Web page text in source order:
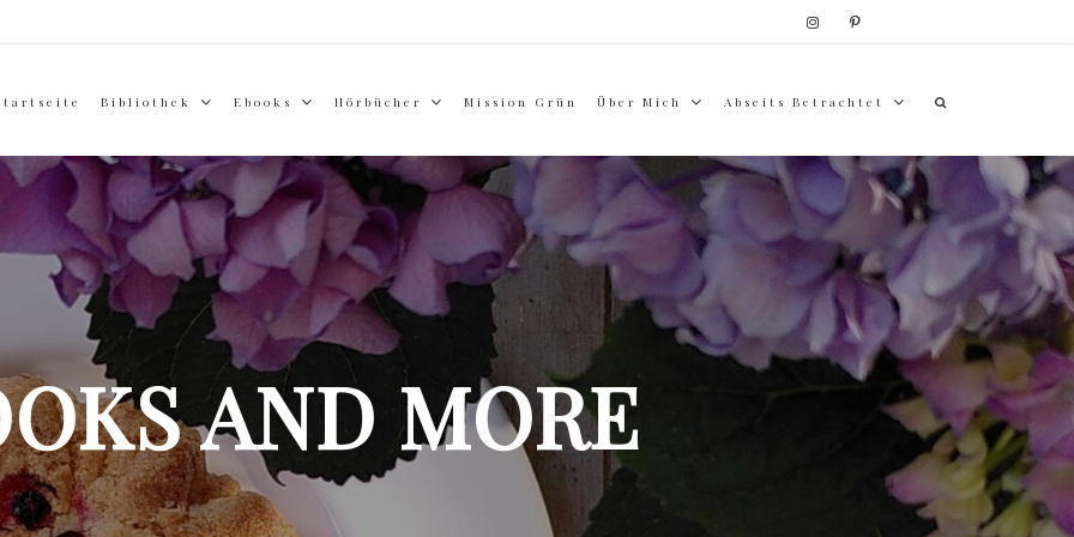
Bibliothek Ebooks Hörbücher Mission Grün Über Mich Abseits Betrachtet
AND MORE